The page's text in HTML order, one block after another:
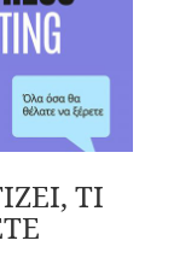
ΤΙ